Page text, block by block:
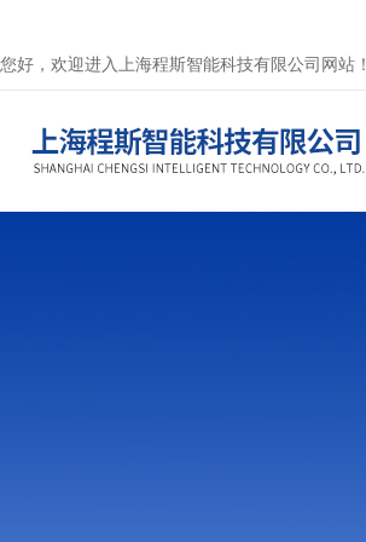
您好，欢迎进入上海程斯智能科技有限公司网站！